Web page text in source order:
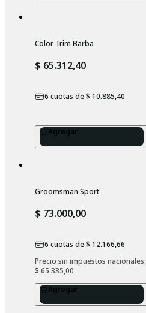
Color Trim Barba
$ 65.312,40
6 cuotas de$ 10.885,40
Agregar
Groomsman Sport
$ 73.000,00
6 cuotas de$ 12.166,66
Precio sin impuestos nacionales:
$ 65.335,00
Agregar